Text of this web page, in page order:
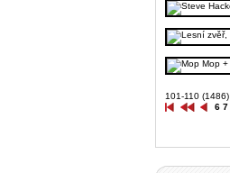
101-110 (1486)
6 7